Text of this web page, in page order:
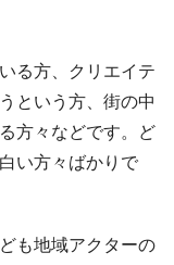
る方、クリエイテ
という方、街の中
方々などです。ど
い方々ばかりで
も地域アクターの